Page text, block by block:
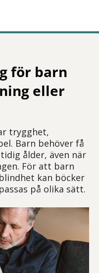
för barn
eller
trygghet,
Barn behöver få
ålder, även när
För att barn
kan böcker
på olika sätt.